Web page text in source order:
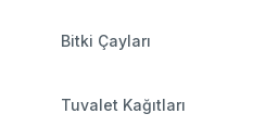
Bitki Çayları
Tuvalet Kağıtları